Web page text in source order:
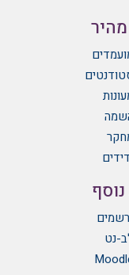
מהיר
נט